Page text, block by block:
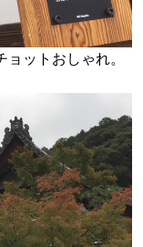
ットおしゃれ。